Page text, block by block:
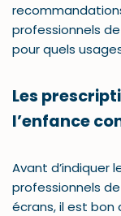
professionnels
pour quels
Les
l’enfance
Avant d’indiquer
professionnels
écrans, il est bon